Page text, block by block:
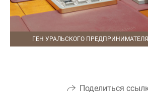
ГЕН УРАЛЬСКОГО
Поделиться